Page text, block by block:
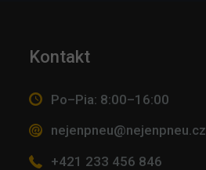
Kontakt
Po–Pia: 8:00–16:00
nejenpneu@nejenpneu.cz
+421 233 456 846